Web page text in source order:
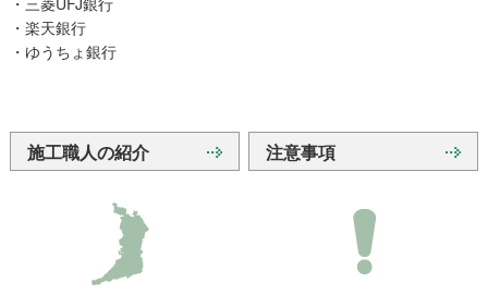
・楽天銀行
・ゆうちょ銀行
施工職人の紹介 注意事項